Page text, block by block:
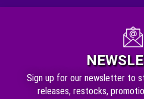
Sign up for our newsletter to
releases, restocks,